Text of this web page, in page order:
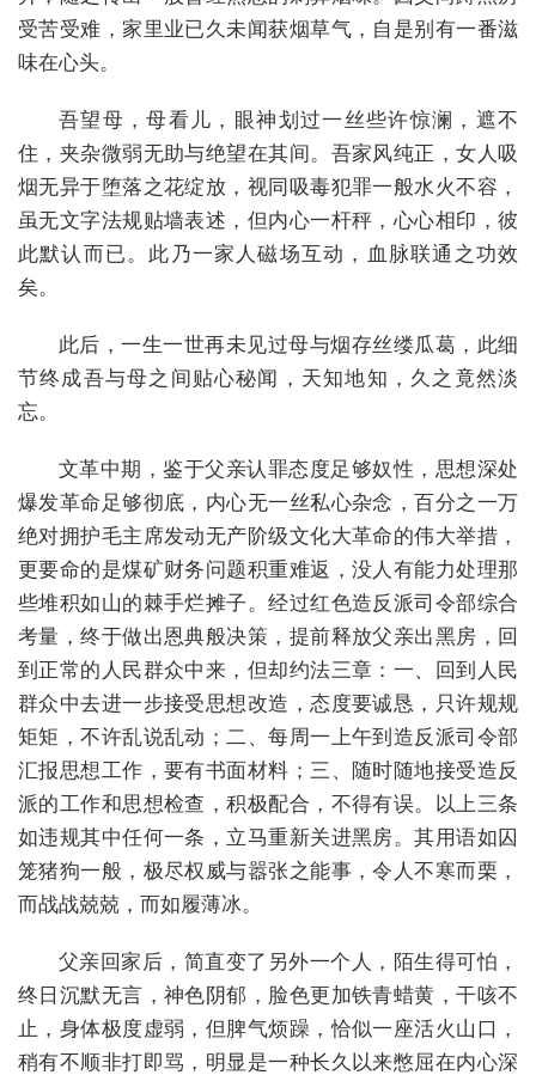
受苦受难，家里业已久未闻获烟草气，自是别有一番滋
味在心头。
吾望母，母看儿，眼神划过一丝些许惊澜，遮不
住，夹杂微弱无助与绝望在其间。吾家风纯正，女人吸
烟无异于堕落之花绽放，视同吸毒犯罪一般水火不容，
虽无文字法规贴墙表述，但内心一杆秤，心心相印，彼
此默认而已。此乃一家人磁场互动，血脉联通之功效
矣。
此后，一生一世再未见过母与烟存丝缕瓜葛，此细
节终成吾与母之间贴心秘闻，天知地知，久之竟然淡
忘。
文革中期，鉴于父亲认罪态度足够奴性，思想深处
爆发革命足够彻底，内心无一丝私心杂念，百分之一万
绝对拥护毛主席发动无产阶级文化大革命的伟大举措，
更要命的是煤矿财务问题积重难返，没人有能力处理那
些堆积如山的棘手烂摊子。经过红色造反派司令部综合
考量，终于做出恩典般决策，提前释放父亲出黑房，回
到正常的人民群众中来，但却约法三章：一、回到人民
群众中去进一步接受思想改造，态度要诚恳，只许规规
矩矩，不许乱说乱动；二、每周一上午到造反派司令部
汇报思想工作，要有书面材料；三、随时随地接受造反
派的工作和思想检查，积极配合，不得有误。以上三条
如违规其中任何一条，立马重新关进黑房。其用语如囚
笼猪狗一般，极尽权威与嚣张之能事，令人不寒而栗，
而战战兢兢，而如履薄冰。
父亲回家后，简直变了另外一个人，陌生得可怕，
终日沉默无言，神色阴郁，脸色更加铁青蜡黄，干咳不
止，身体极度虚弱，但脾气烦躁，恰似一座活火山口，
稍有不顺非打即骂，明显是一种长久以来憋屈在内心深